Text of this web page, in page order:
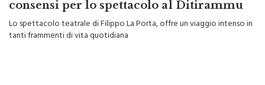
Lo spettacolo teatrale di Filippo La Porta, offre un viaggio intenso in
tanti frammenti di vita quotidiana